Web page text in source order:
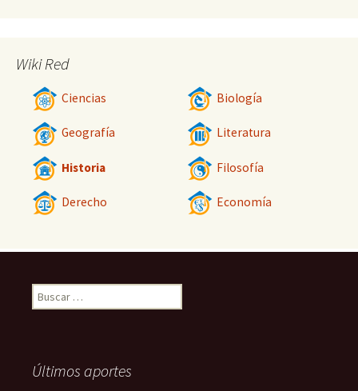
Wiki Red
Ciencias Biología
Geografía Literatura
Historia Filosofía
Derecho Economía
Buscar:
Últimos aportes